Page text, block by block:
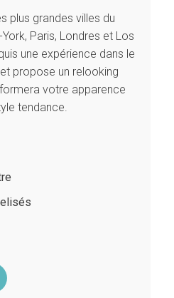
plus grandes villes du
Paris, Londres et Los
une expérience dans le
propose un relooking
votre apparence
tendance.